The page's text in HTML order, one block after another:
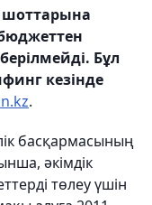
Бұл
кезінде
.
басқармасының
әкімдік
төлеу үшін